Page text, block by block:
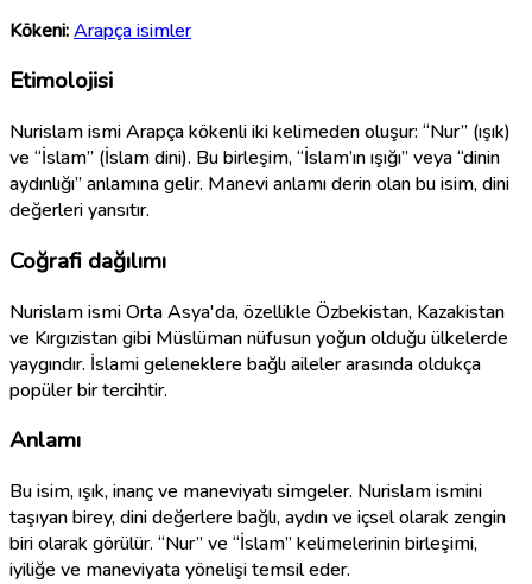
Kökeni:Arapça isimler
Etimolojisi
Nurislam ismi Arapça kökenli iki kelimeden oluşur: “Nur” (ışık)
ve “İslam” (İslam dini). Bu birleşim, “İslam’ın ışığı” veya “dinin
aydınlığı” anlamına gelir. Manevi anlamı derin olan bu isim, dini
değerleri yansıtır.
Coğrafi dağılımı
Nurislam ismi Orta Asya'da, özellikle Özbekistan, Kazakistan
ve Kırgızistan gibi Müslüman nüfusun yoğun olduğu ülkelerde
yaygındır. İslami geleneklere bağlı aileler arasında oldukça
popüler bir tercihtir.
Anlamı
Bu isim, ışık, inanç ve maneviyatı simgeler. Nurislam ismini
taşıyan birey, dini değerlere bağlı, aydın ve içsel olarak zengin
biri olarak görülür. “Nur” ve “İslam” kelimelerinin birleşimi,
iyiliğe ve maneviyata yönelişi temsil eder.